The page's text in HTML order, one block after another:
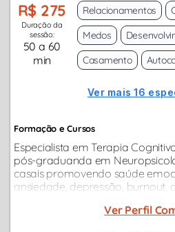
R$ 275
Duração da
sessão:
50 a 60
min
Relacionamentos
Medos
Casamento
Ver mais 16
Formação e Cursos
Especialista em Terapia
pós-graduanda em
casais promovendo saúde
ansiedade, depressão, burnout,
Ver Perfil